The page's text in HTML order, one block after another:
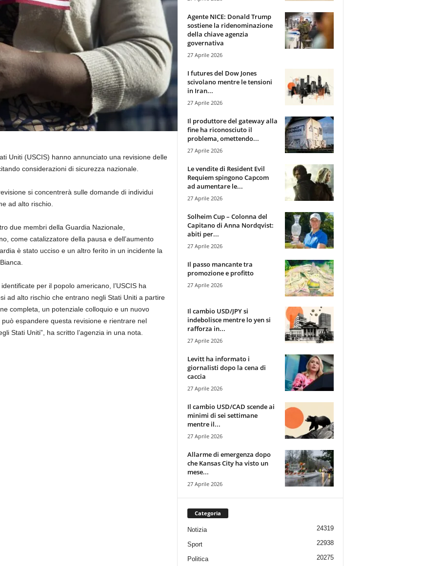
Uniti (USCIS) hanno annunciato una revisione delle
considerazioni di sicurezza nazionale.
si concentrerà sulle domande di individui
ad alto rischio.
due membri della Guardia Nazionale,
come catalizzatore della pausa e dell’aumento
è stato ucciso e un altro ferito in un incidente la
per il popolo americano, l’USCIS ha
ad alto rischio che entrano negli Stati Uniti a partire
completa, un potenziale colloquio e un nuovo
espandere questa revisione e rientrare nel
Stati Uniti”, ha scritto l’agenzia in una nota.
Agente NICE: Donald Trump
sostiene la ridenominazione
della chiave agenzia
governativa
27 Aprile 2026
I futures del Dow Jones
scivolano mentre le tensioni
in Iran...
27 Aprile 2026
Il produttore del gateway alla
fine ha riconosciuto il
problema, omettendo...
27 Aprile 2026
Le vendite di Resident Evil
Requiem spingono Capcom
ad aumentare le...
27 Aprile 2026
Solheim Cup – Colonna del
Capitano di Anna Nordqvist:
abiti per...
27 Aprile 2026
Il passo mancante tra
promozione e profitto
27 Aprile 2026
Il cambio USD/JPY si
indebolisce mentre lo yen si
rafforza in...
27 Aprile 2026
Levitt ha informato i
giornalisti dopo la cena di
caccia
27 Aprile 2026
Il cambio USD/CAD scende ai
minimi di sei settimane
mentre il...
27 Aprile 2026
Allarme di emergenza dopo
che Kansas City ha visto un
mese...
27 Aprile 2026
Categoria
Notizia 24319
Sport 22938
Politica 20275